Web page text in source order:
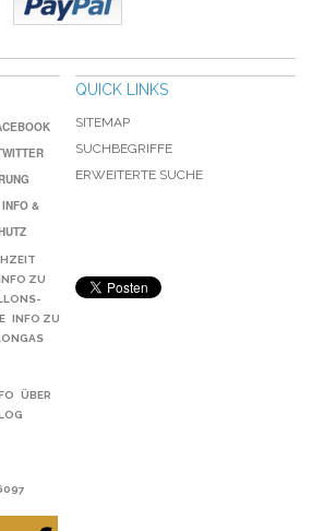
&
ZU
INFO ZU
ÜBER
QUICK LINKS
SITEMAP
SUCHBEGRIFFE
ERWEITERTE SUCHE